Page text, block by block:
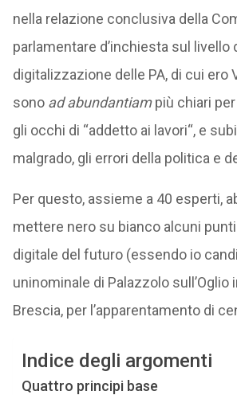
nella relazione conclusiva della
parlamentare d’inchiesta sul livello
digitalizzazione delle PA, di cui ero
sono ad abundantiampiù chiari
gli occhi di “addetto ai lavori“, e
malgrado, gli errori della politica e
Per questo, assieme a 40 esperti,
mettere nero su bianco alcuni punti
digitale del futuro (essendo io
uninominale di Palazzolo sull’Oglio
Brescia, per l’apparentamento di
Indice degli argomenti
Quattro principi base